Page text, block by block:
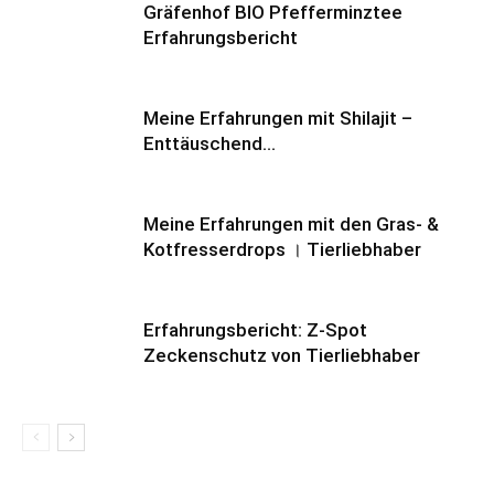
Gräfenhof BIO Pfefferminztee
Erfahrungsbericht
Meine Erfahrungen mit Shilajit –
Enttäuschend…
Meine Erfahrungen mit den Gras- &
Kotfresserdrops । Tierliebhaber
Erfahrungsbericht: Z-Spot
Zeckenschutz von Tierliebhaber